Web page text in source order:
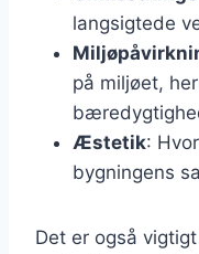
langsigtede
på miljøet,
Æstetik:
bygningens
Det er også